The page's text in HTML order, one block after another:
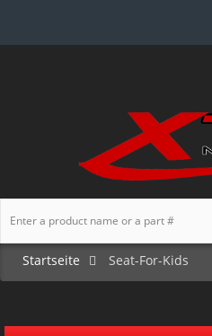
Startseite Seat-For-Kids